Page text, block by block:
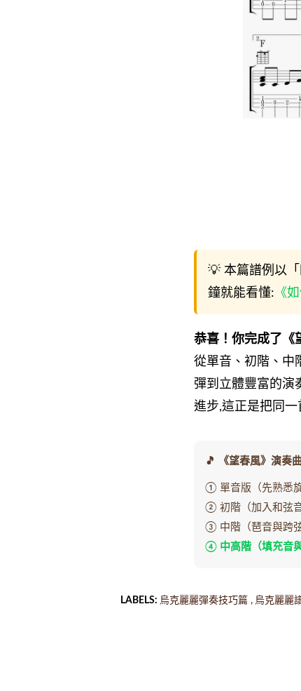
💡 本篇譜例以
鐘就能看懂: 《
恭喜！你完成了《
從單音、初階、中
彈到立體豐富的演
進步,這正是把同
🎵 《望春風》演奏
① 單音版（先熟悉旋
② 初階（加入和弦音
③ 中階（琶音與跨弦
④ 中高階（填充音
LABELS: 烏克麗麗彈奏技巧篇 烏克麗麗